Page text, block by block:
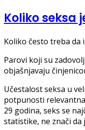
Koliko seksa
Koliko često treba da
Parovi koji su
objašnjavaju
Učestalost seksa u
potpunosti
29 godina, seks se
statistike, ne znači